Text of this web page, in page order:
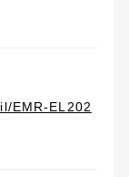
EMR-EL202